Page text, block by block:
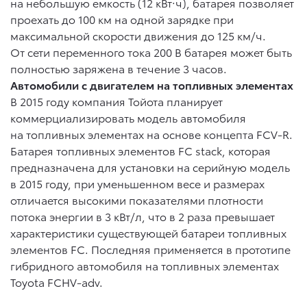
проехать до 100 км на одной зарядке при
максимальной скорости движения до 125 км/ч.
От сети переменного тока 200 В батарея может быть
полностью заряжена в течение 3 часов.
Автомобили с двигателем на топливных элементах
В 2015 году компания Тойота планирует
коммерциализировать модель автомобиля
на топливных элементах на основе концепта FCV-R.
Батарея топливных элементов FC stack, которая
предназначена для установки на серийную модель
в 2015 году, при уменьшенном весе и размерах
отличается высокими показателями плотности
потока энергии в 3 кВт/л, что в 2 раза превышает
характеристики существующей батареи топливных
элементов FC. Последняя применяется в прототипе
гибридного автомобиля на топливных элементах
Toyota FCHV-adv.